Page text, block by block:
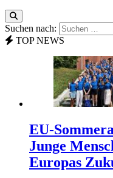
Suchen nach:
TOP NEWS
EU-
Junge
Europas